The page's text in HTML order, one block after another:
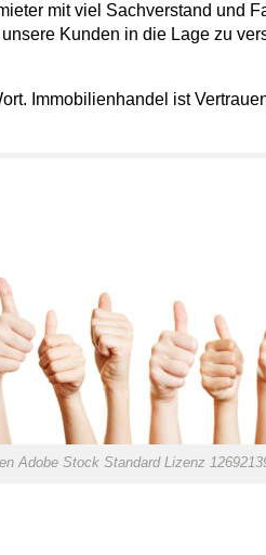
mit viel Sachverstand und
Kunden in die Lage zu
Immobilienhandel ist
Adobe Stock Standard Lizenz